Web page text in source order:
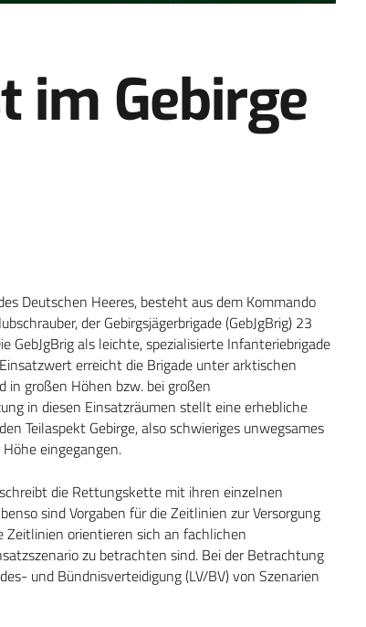
im Gebirge
Deutschen Heeres, besteht aus dem Kommando
der Gebirgsjägerbrigade (GebJgBrig) 23
GebJgBrig als leichte, spezialisierte Infanteriebrigade
erreicht die Brigade unter arktischen
in großen Höhen bzw. bei großen
in diesen Einsatzräumen stellt eine erhebliche
Teilaspekt Gebirge, also schwieriges unwegsames
eingegangen.
die Rettungskette mit ihren einzelnen
sind Vorgaben für die Zeitlinien zur Versorgung
orientieren sich an fachlichen
zu betrachten sind. Bei der Betrachtung
und Bündnisverteidigung (LV/BV) von Szenarien